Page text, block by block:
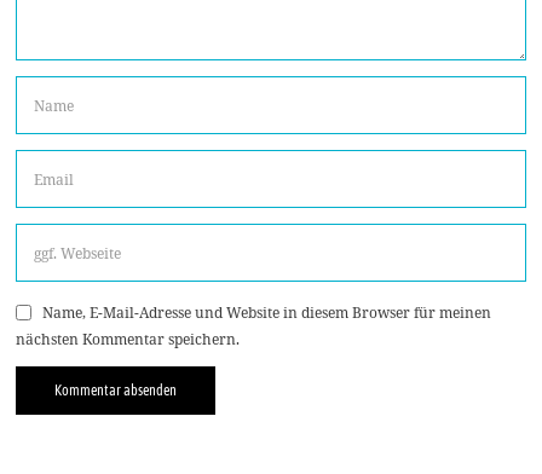
Name, E-Mail-Adresse und Website in diesem Browser für meinen
nächsten Kommentar speichern.